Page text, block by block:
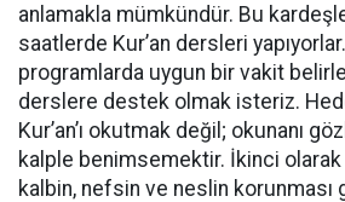
anlamakla mümkündür. Bu
saatlerde Kur’an dersleri
programlarda uygun bir vakit
derslere destek olmak isteriz.
Kur’an’ı okutmak değil; okunanı
kalple benimsemektir. İkinci olarak
kalbin, nefsin ve neslin korunması